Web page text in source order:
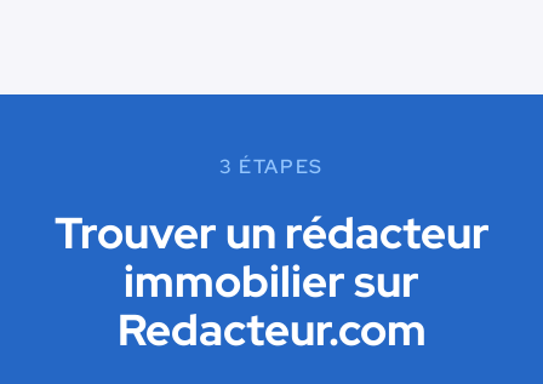
3 ÉTAPES
Trouver un rédacteur
immobilier sur
Redacteur.com